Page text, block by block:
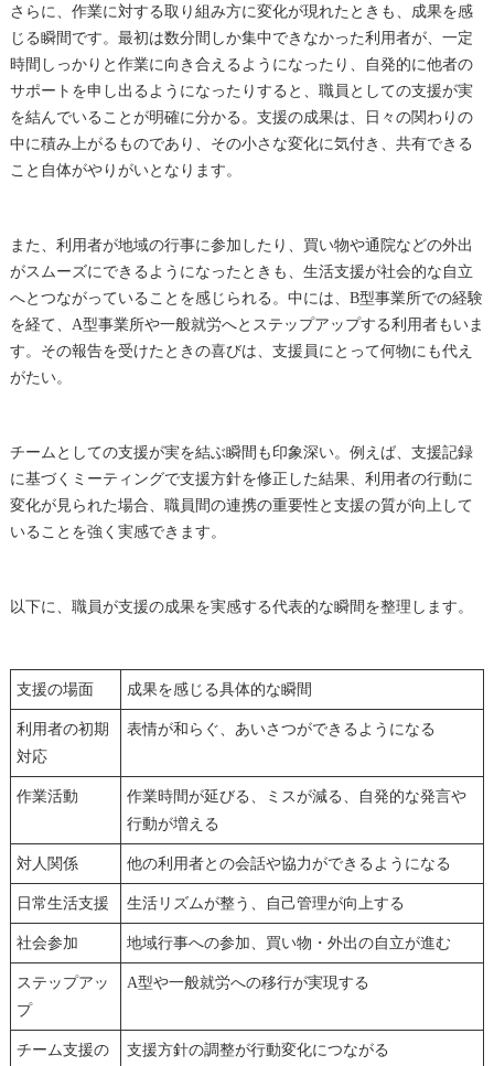
さらに、作業に対する取り組み方に変化が現れたときも、成果を感
じる瞬間です。最初は数分間しか集中できなかった利用者が、一定
時間しっかりと作業に向き合えるようになったり、自発的に他者の
サポートを申し出るようになったりすると、職員としての支援が実
を結んでいることが明確に分かる。支援の成果は、日々の関わりの
中に積み上がるものであり、その小さな変化に気付き、共有できる
こと自体がやりがいとなります。
また、利用者が地域の行事に参加したり、買い物や通院などの外出
がスムーズにできるようになったときも、生活支援が社会的な自立
へとつながっていることを感じられる。中には、B型事業所での経験
を経て、A型事業所や一般就労へとステップアップする利用者もいま
す。その報告を受けたときの喜びは、支援員にとって何物にも代え
がたい。
チームとしての支援が実を結ぶ瞬間も印象深い。例えば、支援記録
に基づくミーティングで支援方針を修正した結果、利用者の行動に
変化が見られた場合、職員間の連携の重要性と支援の質が向上して
いることを強く実感できます。
以下に、職員が支援の成果を実感する代表的な瞬間を整理します。
支援の場面 成果を感じる具体的な瞬間
利用者の初期
対応
表情が和らぐ、あいさつができるようになる
作業活動
作業時間が延びる、ミスが減る、自発的な発言や
行動が増える
対人関係 他の利用者との会話や協力ができるようになる
日常生活支援 生活リズムが整う、自己管理が向上する
社会参加 地域行事への参加、買い物・外出の自立が進む
ステップアッ
プ
A型や一般就労への移行が実現する
チーム支援の
支援方針の調整が行動変化につながる